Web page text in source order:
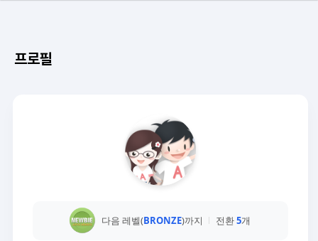
프로필
다음 레벨(BRONZE)까지 전환5개